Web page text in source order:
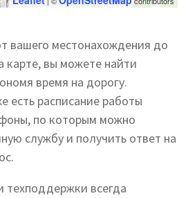
вашего местонахождения до
карте, вы можете найти
время на дорогу.
есть расписание работы
по которым можно
службу и получить ответ на
техподдержки всегда